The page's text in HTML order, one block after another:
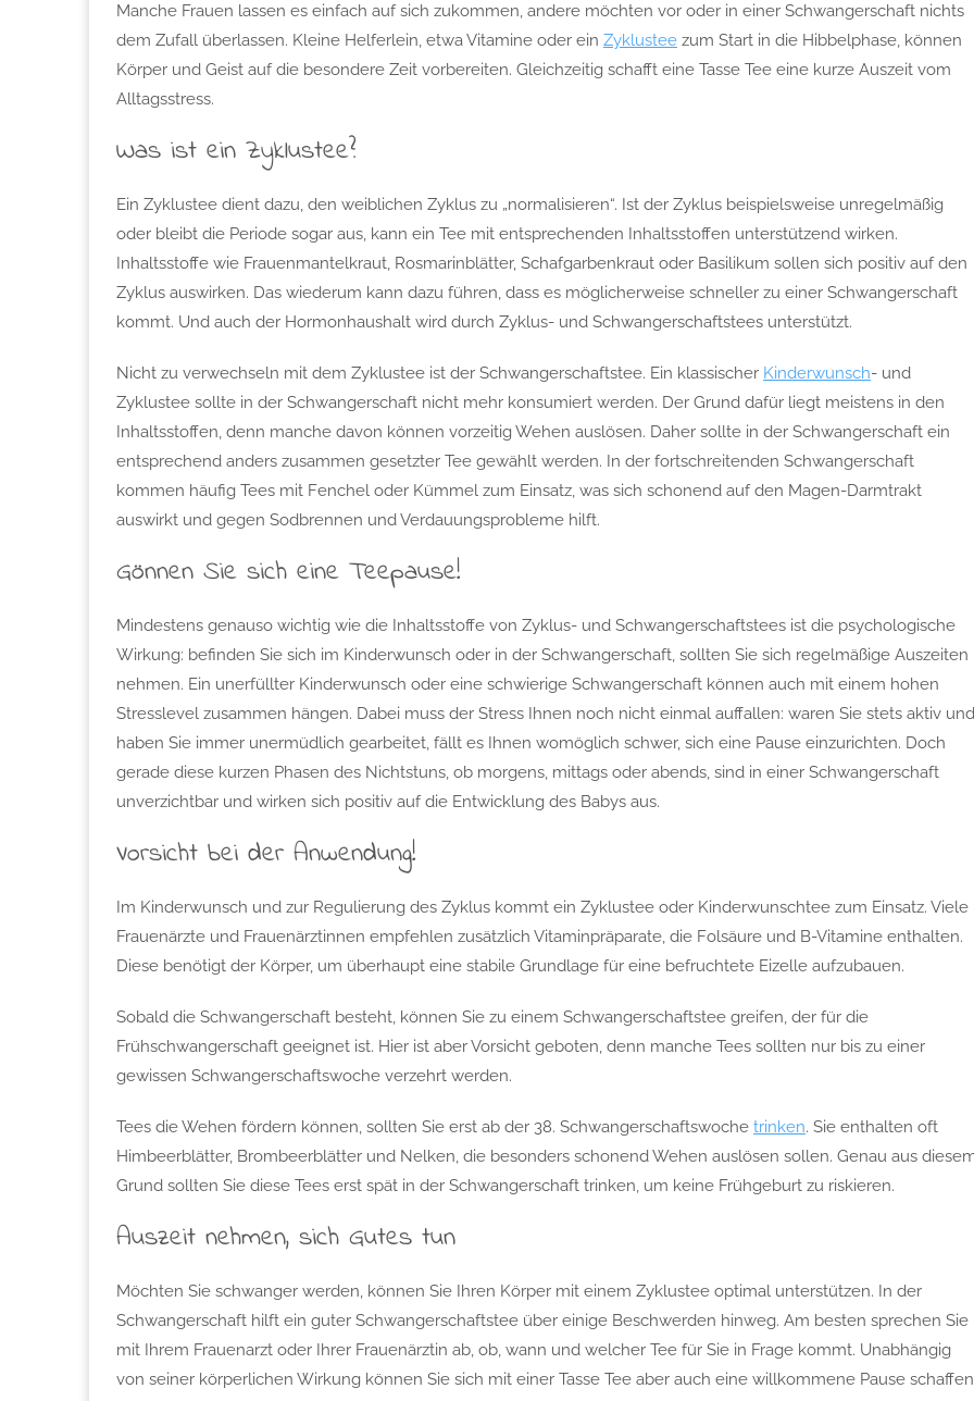
Manche Frauen lassen es einfach auf sich zukommen, andere möchten vor oder in einer Schwangerschaft nichts
dem Zufall überlassen. Kleine Helferlein, etwa Vitamine oder ein Zyklustee zum Start in die Hibbelphase, können
Körper und Geist auf die besondere Zeit vorbereiten. Gleichzeitig schafft eine Tasse Tee eine kurze Auszeit vom
Alltagsstress.
Was ist ein Zyklustee?
Ein Zyklustee dient dazu, den weiblichen Zyklus zu „normalisieren“. Ist der Zyklus beispielsweise unregelmäßig
oder bleibt die Periode sogar aus, kann ein Tee mit entsprechenden Inhaltsstoffen unterstützend wirken.
Inhaltsstoffe wie Frauenmantelkraut, Rosmarinblätter, Schafgarbenkraut oder Basilikum sollen sich positiv auf den
Zyklus auswirken. Das wiederum kann dazu führen, dass es möglicherweise schneller zu einer Schwangerschaft
kommt. Und auch der Hormonhaushalt wird durch Zyklus- und Schwangerschaftstees unterstützt.
Nicht zu verwechseln mit dem Zyklustee ist der Schwangerschaftstee. Ein klassischer Kinderwunsch- und
Zyklustee sollte in der Schwangerschaft nicht mehr konsumiert werden. Der Grund dafür liegt meistens in den
Inhaltsstoffen, denn manche davon können vorzeitig Wehen auslösen. Daher sollte in der Schwangerschaft ein
entsprechend anders zusammen gesetzter Tee gewählt werden. In der fortschreitenden Schwangerschaft
kommen häufig Tees mit Fenchel oder Kümmel zum Einsatz, was sich schonend auf den Magen-Darmtrakt
auswirkt und gegen Sodbrennen und Verdauungsprobleme hilft.
Gönnen Sie sich eine Teepause!
Mindestens genauso wichtig wie die Inhaltsstoffe von Zyklus- und Schwangerschaftstees ist die psychologische
Wirkung: befinden Sie sich im Kinderwunsch oder in der Schwangerschaft, sollten Sie sich regelmäßige Auszeiten
nehmen. Ein unerfüllter Kinderwunsch oder eine schwierige Schwangerschaft können auch mit einem hohen
Stresslevel zusammen hängen. Dabei muss der Stress Ihnen noch nicht einmal auffallen: waren Sie stets aktiv und
haben Sie immer unermüdlich gearbeitet, fällt es Ihnen womöglich schwer, sich eine Pause einzurichten. Doch
gerade diese kurzen Phasen des Nichtstuns, ob morgens, mittags oder abends, sind in einer Schwangerschaft
unverzichtbar und wirken sich positiv auf die Entwicklung des Babys aus.
Vorsicht bei der Anwendung!
Im Kinderwunsch und zur Regulierung des Zyklus kommt ein Zyklustee oder Kinderwunschtee zum Einsatz. Viele
Frauenärzte und Frauenärztinnen empfehlen zusätzlich Vitaminpräparate, die Folsäure und B-Vitamine enthalten.
Diese benötigt der Körper, um überhaupt eine stabile Grundlage für eine befruchtete Eizelle aufzubauen.
Sobald die Schwangerschaft besteht, können Sie zu einem Schwangerschaftstee greifen, der für die
Frühschwangerschaft geeignet ist. Hier ist aber Vorsicht geboten, denn manche Tees sollten nur bis zu einer
gewissen Schwangerschaftswoche verzehrt werden.
Tees die Wehen fördern können, sollten Sie erst ab der 38. Schwangerschaftswoche trinken. Sie enthalten oft
Himbeerblätter, Brombeerblätter und Nelken, die besonders schonend Wehen auslösen sollen. Genau aus
Grund sollten Sie diese Tees erst spät in der Schwangerschaft trinken, um keine Frühgeburt zu riskieren.
Auszeit nehmen, sich Gutes tun
Möchten Sie schwanger werden, können Sie Ihren Körper mit einem Zyklustee optimal unterstützen. In der
Schwangerschaft hilft ein guter Schwangerschaftstee über einige Beschwerden hinweg. Am besten sprechen Sie
mit Ihrem Frauenarzt oder Ihrer Frauenärztin ab, ob, wann und welcher Tee für Sie in Frage kommt. Unabhängig
von seiner körperlichen Wirkung können Sie sich mit einer Tasse Tee aber auch eine willkommene Pause schaffen